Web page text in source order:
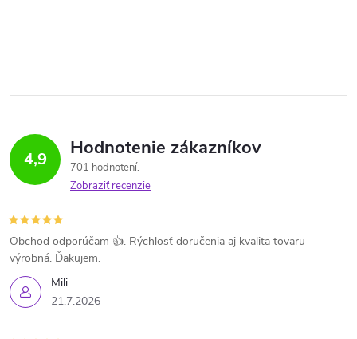
4,9 Hodnotenie zákazníkov
701 hodnotení
Zobraziť recenzie
Mili
21.7.2026
Obchod odporúčam 👍. Rýchlosť doručenia aj kvalita tovaru
výrobná. Ďakujem.